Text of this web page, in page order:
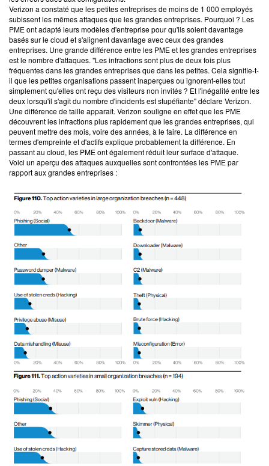
Verizon a constaté que les petites entreprises de moins de 1 000 employés
subissent les mêmes attaques que les grandes entreprises. Pourquoi ? Les
PME ont adapté leurs modèles d'entreprise pour qu'ils soient davantage
basés sur le cloud et s'alignent davantage avec ceux des grandes
entreprises. Une grande différence entre les PME et les grandes entreprises
est le nombre d'attaques. "Les infractions sont plus de deux fois plus
fréquentes dans les grandes entreprises que dans les petites. Cela signifie-t-
il que les petites organisations passent inaperçues ou ignorent-elles tout
simplement qu'elles ont reçu des visiteurs non invités ? Et l'inégalité entre les
deux lorsqu'il s'agit du nombre d'incidents est stupéfiante" déclare Verizon.
Une différence de taille apparaît. Verizon souligne en effet que les PME
découvrent les infractions plus rapidement que les grandes entreprises, qui
peuvent mettre des mois, voire des années, à le faire. La différence en
termes d'empreinte et d'actifs explique probablement la différence. En
passant au cloud, les PME ont également réduit leur surface d'attaque.
Voici un aperçu des attaques auxquelles sont confrontées les PME par
rapport aux grandes entreprises :